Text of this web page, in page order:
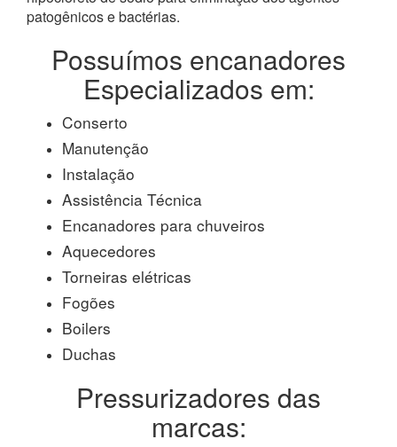
patogênicos e bactérias.
Possuímos encanadores
Especializados em:
Conserto
Manutenção
Instalação
Assistência Técnica
Encanadores para chuveiros
Aquecedores
Torneiras elétricas
Fogões
Boilers
Duchas
Pressurizadores das
marcas: